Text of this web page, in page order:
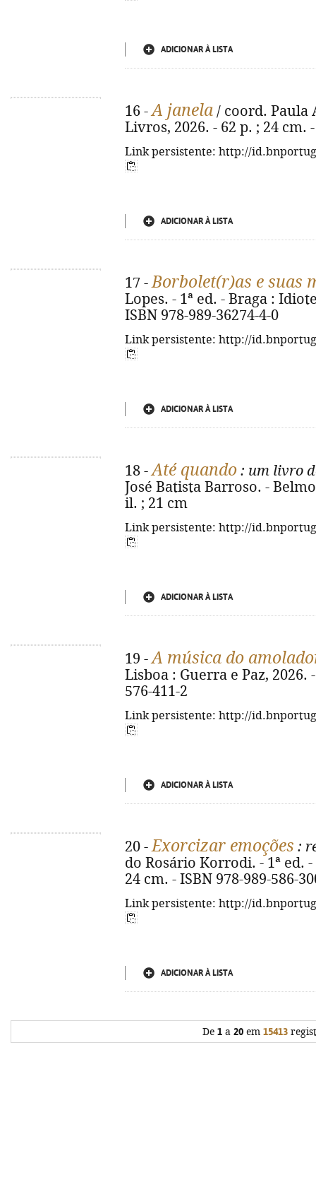
ADICIONAR À LISTA
16 -A janela / coord. Paula
Livros, 2026. - 62 p. ; 24 cm.
Link persistente: http://
ADICIONAR À LISTA
17 -Borbolet(r)as e suas
Lopes. - 1ª ed. - Braga :
ISBN 978-989-36274-4-0
Link persistente: http://
ADICIONAR À LISTA
18 -Até quando : um livro
José Batista Barroso. -
il. ; 21 cm
Link persistente: http://
ADICIONAR À LISTA
19 -A música do
Lisboa : Guerra e Paz, 2026.
576-411-2
Link persistente: http://
ADICIONAR À LISTA
20 -Exorcizar emoções :
do Rosário Korrodi. - 1ª ed.
24 cm. - ISBN 978-989-586-
Link persistente: http://
ADICIONAR À LISTA
De 1 a 20 em 15413